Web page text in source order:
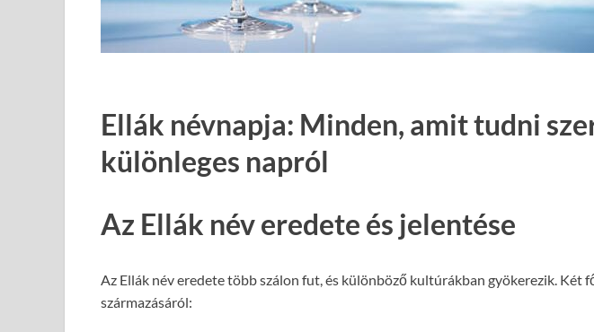
Ellák névnapja: Minden, amit tudni
különleges napról
Az Ellák név eredete és jelentése
Az Ellák név eredete több szálon fut, és különböző kultúrákban gyökerezik. Két
származásáról: